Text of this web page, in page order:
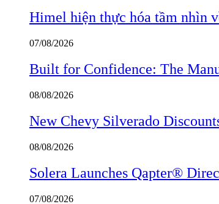
Himel hiện thực hóa tầm nhìn
07/08/2026
Built for Confidence: The
08/08/2026
New Chevy Silverado
08/08/2026
Solera Launches Qapter®
07/08/2026